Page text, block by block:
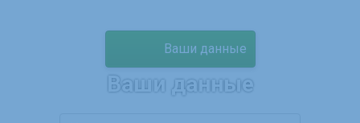
Ваши данные
Ваши данные